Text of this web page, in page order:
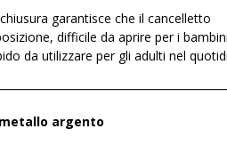
garantisce che il cancelletto
difficile da aprire per i
da utilizzare per gli adulti nel
argento